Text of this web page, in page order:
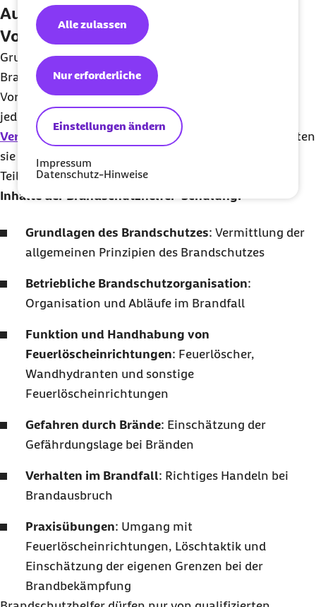
Einstellungen ändern
Nur erforderliche
Alle zulassen
Impressum
Datenschutz-Hinweise
Ausbildung zum Brandschutzhelfer:
Voraussetzungen, Inhalte, Anbieter
Grundsätzlich können sich alle Mitarbeitenden zu
Brandschutzhelfern ausbilden lassen – spezielle
Vorkenntnisse sind nicht erforderlich. Wichtig ist
jedoch, dass die Personen körperlich fit sind und
Verantwortung
übernehmen können. Außerdem sollten
sie regelmäßig im Betrieb anwesend sein, weshalb
Teilzeitkräfte oder Aushilfen weniger geeignet sind.
Inhalte der Brandschutzhelfer-Schulung:
Grundlagen des Brandschutzes: Vermittlung der
allgemeinen Prinzipien des Brandschutzes
Betriebliche Brandschutzorganisation:
Organisation und Abläufe im Brandfall
Funktion und Handhabung von
Feuerlöscheinrichtungen: Feuerlöscher,
Wandhydranten und sonstige
Feuerlöscheinrichtungen
Gefahren durch Brände: Einschätzung der
Gefährdungslage bei Bränden
Verhalten im Brandfall: Richtiges Handeln bei
Brandausbruch
Praxisübungen: Umgang mit
Feuerlöscheinrichtungen, Löschtaktik und
Einschätzung der eigenen Grenzen bei der
Brandbekämpfung